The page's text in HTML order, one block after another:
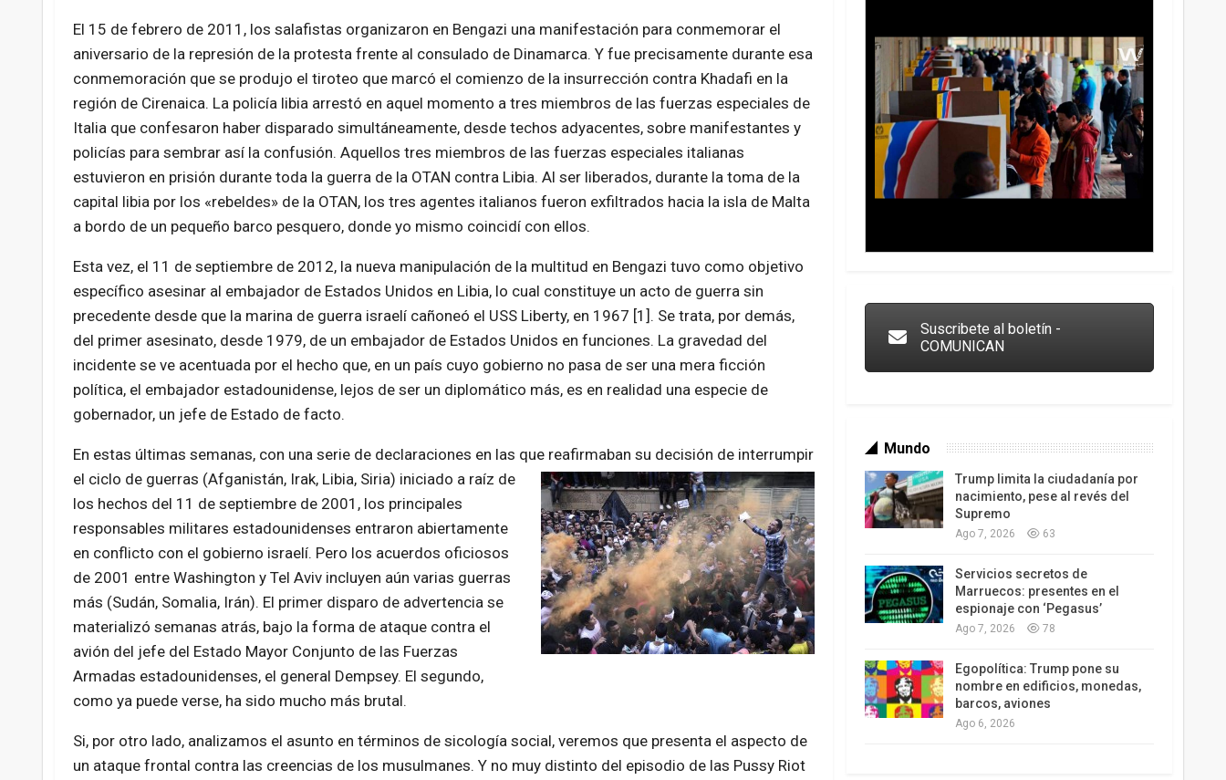
El 15 de febrero de 2011, los salafistas organizaron en Bengazi una manifestación para conmemorar el
aniversario de la represión de la protesta frente al consulado de Dinamarca. Y fue precisamente durante esa
conmemoración que se produjo el tiroteo que marcó el comienzo de la insurrección contra Khadafi en la
región de Cirenaica. La policía libia arrestó en aquel momento a tres miembros de las fuerzas especiales de
Italia que confesaron haber disparado simultáneamente, desde techos adyacentes, sobre manifestantes y
policías para sembrar así la confusión. Aquellos tres miembros de las fuerzas especiales italianas
estuvieron en prisión durante toda la guerra de la OTAN contra Libia. Al ser liberados, durante la toma de la
capital libia por los «rebeldes» de la OTAN, los tres agentes italianos fueron exfiltrados hacia la isla de Malta
a bordo de un pequeño barco pesquero, donde yo mismo coincidí con ellos.
Esta vez, el 11 de septiembre de 2012, la nueva manipulación de la multitud en Bengazi tuvo como objetivo
específico asesinar al embajador de Estados Unidos en Libia, lo cual constituye un acto de guerra sin
precedente desde que la marina de guerra israelí cañoneó el USS Liberty, en 1967 [1]. Se trata, por demás,
del primer asesinato, desde 1979, de un embajador de Estados Unidos en funciones. La gravedad del
incidente se ve acentuada por el hecho que, en un país cuyo gobierno no pasa de ser una mera ficción
política, el embajador estadounidense, lejos de ser un diplomático más, es en realidad una especie de
gobernador, un jefe de Estado de facto.
En estas últimas semanas, con una serie de declaraciones en las que reafirmaban su decisión de interrumpir
el ciclo de guerras (Afganistán, Irak, Libia, Siria) iniciado a raíz de
los hechos del 11 de septiembre de 2001, los principales
responsables militares estadounidenses entraron abiertamente
en conflicto con el gobierno israelí. Pero los acuerdos oficiosos
de 2001 entre Washington y Tel Aviv incluyen aún varias guerras
más (Sudán, Somalia, Irán). El primer disparo de advertencia se
materializó semanas atrás, bajo la forma de ataque contra el
avión del jefe del Estado Mayor Conjunto de las Fuerzas
Armadas estadounidenses, el general Dempsey. El segundo,
como ya puede verse, ha sido mucho más brutal.
Si, por otro lado, analizamos el asunto en términos de sicología social, veremos que presenta el aspecto de
un ataque frontal contra las creencias de los musulmanes. Y no muy distinto del episodio de las Pussy Riot
Suscribete al boletín -
COMUNICAN
Mundo
Trump limita la ciudadanía por
nacimiento, pese al revés del
Supremo
Ago 7, 2026 63
Servicios secretos de
Marruecos: presentes en el
espionaje con ‘Pegasus’
Ago 7, 2026 78
Egopolítica: Trump pone su
nombre en edificios, monedas,
barcos, aviones
Ago 6, 2026